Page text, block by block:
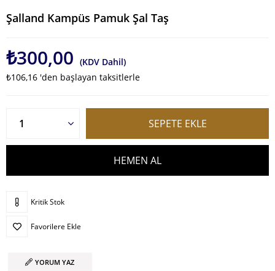
Şalland Kampüs Pamuk Şal Taş
₺300,00 (KDV Dahil)
₺106,16 'den başlayan taksitlerle
Kritik Stok
Favorilere Ekle
YORUM YAZ